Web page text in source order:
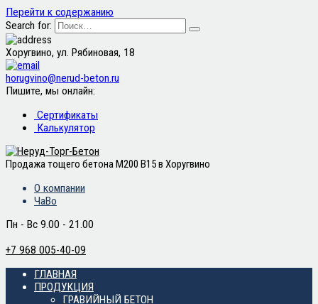
Перейти к содержанию
Search for:
Хоругвино, ул. Рябиновая, 18
horugvino@nerud-beton.ru
Пишите, мы онлайн:
Сертификаты
Калькулятор
Продажа тощего бетона М200 B15 в Хоругвино
О компании
ЧаВо
Пн - Вс 9.00 - 21.00
+7 968 005-40-09
ГЛАВНАЯ
ПРОДУКЦИЯ
ГРАВИЙНЫЙ БЕТОН